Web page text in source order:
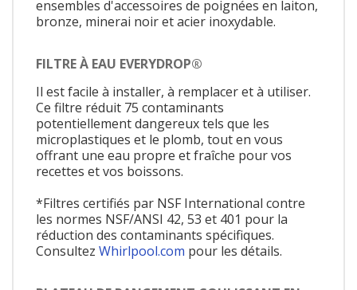
ensembles d'accessoires de poignées en laiton,
bronze, minerai noir et acier inoxydable.
FILTRE À EAU EVERYDROP®
Il est facile à installer, à remplacer et à utiliser.
Ce filtre réduit 75 contaminants
potentiellement dangereux tels que les
microplastiques et le plomb, tout en vous
offrant une eau propre et fraîche pour vos
recettes et vos boissons.
*Filtres certifiés par NSF International contre
les normes NSF/ANSI 42, 53 et 401 pour la
réduction des contaminants spécifiques.
Consultez Whirlpool.com pour les détails.